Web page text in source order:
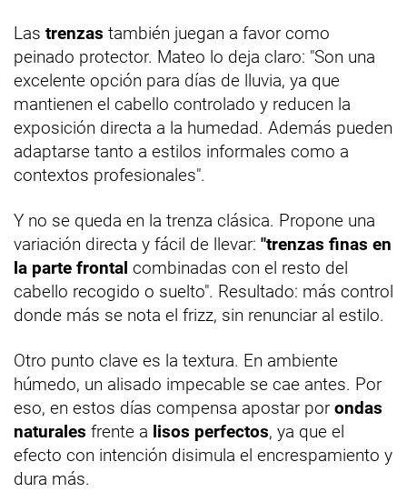
Las trenzas también juegan a favor como
peinado protector. Mateo lo deja claro: "Son una
excelente opción para días de lluvia, ya que
mantienen el cabello controlado y reducen la
exposición directa a la humedad. Además pueden
adaptarse tanto a estilos informales como a
contextos profesionales".
Y no se queda en la trenza clásica. Propone una
variación directa y fácil de llevar: "trenzas finas en
la parte frontal combinadas con el resto del
cabello recogido o suelto". Resultado: más control
donde más se nota el frizz, sin renunciar al estilo.
Otro punto clave es la textura. En ambiente
húmedo, un alisado impecable se cae antes. Por
eso, en estos días compensa apostar por ondas
naturales frente a lisos perfectos, ya que el
efecto con intención disimula el encrespamiento y
dura más.